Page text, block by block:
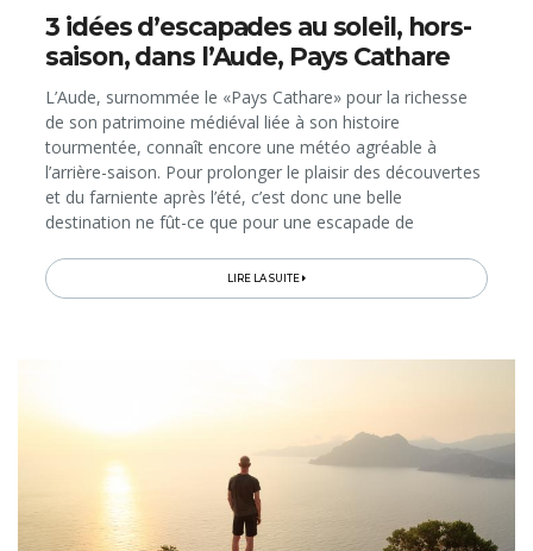
3 idées d’escapades au soleil, hors-
saison, dans l’Aude, Pays Cathare
L’Aude, surnommée le «Pays Cathare» pour la richesse
de son patrimoine médiéval liée à son histoire
tourmentée, connaît encore une météo agréable à
l’arrière-saison. Pour prolonger le plaisir des découvertes
et du farniente après l’été, c’est donc une belle
destination ne fût-ce que pour une escapade de
facile que des accès directs sont disponibles au départ
de la Belgique (vols Charleroi-Carcassonne et TGV
LIRE LA SUITE